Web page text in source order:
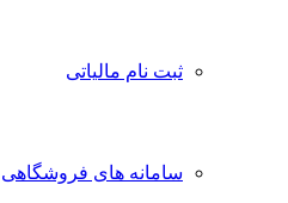
ثبت نام مالیاتی
سامانه های فروشگاهی